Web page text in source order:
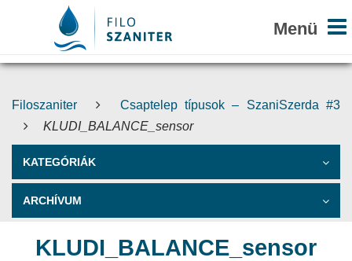
Filoszaniter
Csaptelep típusok – SzaniSzerda #3
KLUDI_BALANCE_sensor
KATEGÓRIÁK
ARCHÍVUM
KLUDI_BALANCE_sensor